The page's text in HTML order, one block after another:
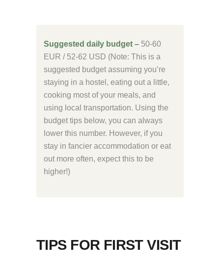
Suggested daily budget – 50-60
EUR / 52-62 USD (Note: This is a
suggested budget assuming you’re
staying in a hostel, eating out a little,
cooking most of your meals, and
using local transportation. Using the
budget tips below, you can always
lower this number. However, if you
stay in fancier accommodation or eat
out more often, expect this to be
higher!)
TIPS FOR FIRST VISIT